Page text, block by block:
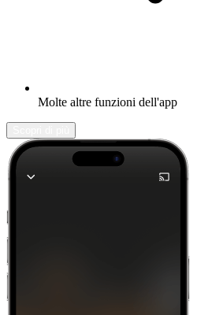
Molte altre funzioni dell'app